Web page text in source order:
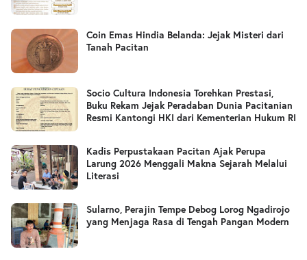
Coin Emas Hindia Belanda: Jejak Misteri dari
Tanah Pacitan
Socio Cultura Indonesia Torehkan Prestasi,
Buku Rekam Jejak Peradaban Dunia Pacitanian
Resmi Kantongi HKI dari Kementerian Hukum RI
Kadis Perpustakaan Pacitan Ajak Perupa
Larung 2026 Menggali Makna Sejarah Melalui
Literasi
Sularno, Perajin Tempe Debog Lorog Ngadirojo
yang Menjaga Rasa di Tengah Pangan Modern